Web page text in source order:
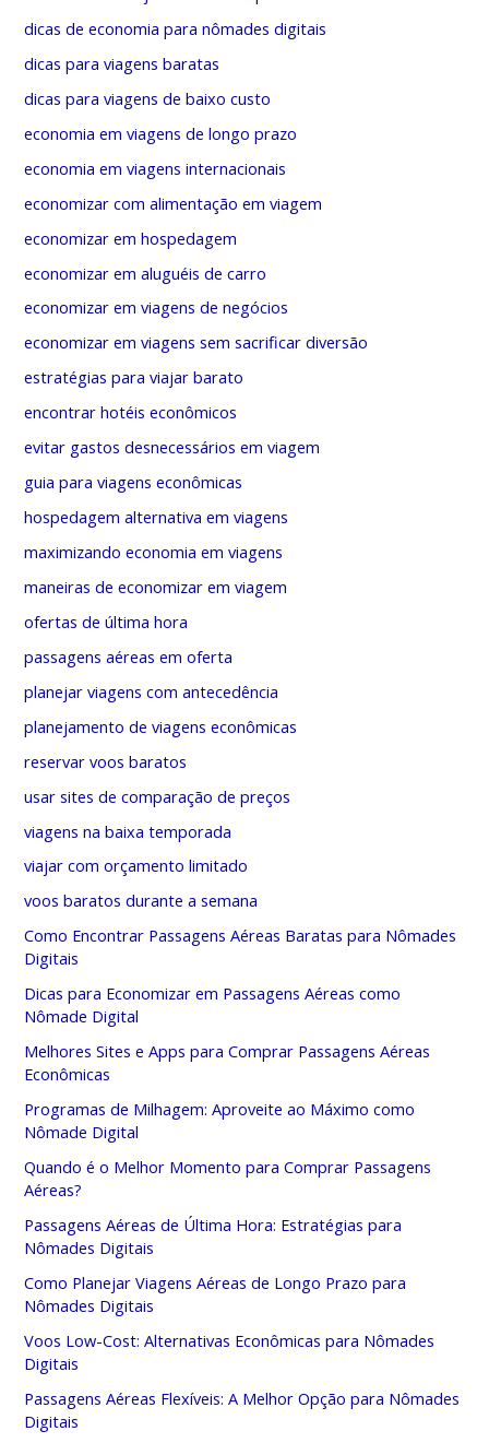
s
dicas de economia para nômades digitais
dicas para viagens baratas
dicas para viagens de baixo custo
economia em viagens de longo prazo
economia em viagens internacionais
economizar com alimentação em viagem
economizar em hospedagem
economizar em aluguéis de carro
economizar em viagens de negócios
economizar em viagens sem sacrificar diversão
estratégias para viajar barato
encontrar hotéis econômicos
evitar gastos desnecessários em viagem
guia para viagens econômicas
hospedagem alternativa em viagens
maximizando economia em viagens
maneiras de economizar em viagem
ofertas de última hora
passagens aéreas em oferta
planejar viagens com antecedência
planejamento de viagens econômicas
reservar voos baratos
usar sites de comparação de preços
viagens na baixa temporada
viajar com orçamento limitado
voos baratos durante a semana
Como Encontrar Passagens Aéreas Baratas para Nômades
Digitais
Dicas para Economizar em Passagens Aéreas como
Nômade Digital
Melhores Sites e Apps para Comprar Passagens Aéreas
Econômicas
Programas de Milhagem: Aproveite ao Máximo como
Nômade Digital
Quando é o Melhor Momento para Comprar Passagens
Aéreas?
Passagens Aéreas de Última Hora: Estratégias para
Nômades Digitais
Como Planejar Viagens Aéreas de Longo Prazo para
Nômades Digitais
Voos Low-Cost: Alternativas Econômicas para Nômades
Digitais
Passagens Aéreas Flexíveis: A Melhor Opção para Nômades
Digitais